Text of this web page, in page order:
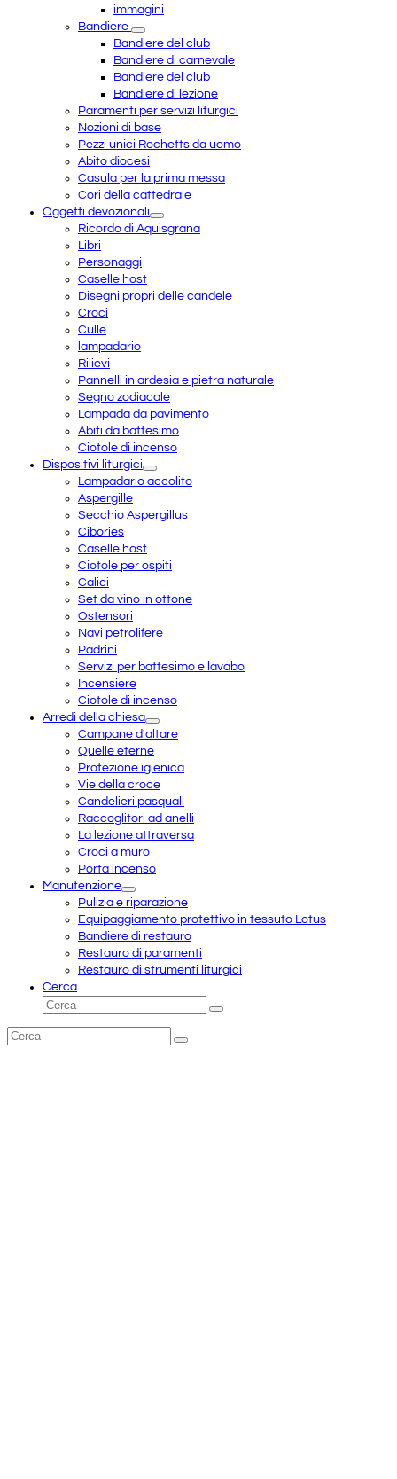
immagini
Bandiere
Bandiere del club
Bandiere di carnevale
Bandiere del club
Bandiere di lezione
Paramenti per servizi liturgici
Nozioni di base
Pezzi unici Rochetts da uomo
Abito diocesi
Casula per la prima messa
Cori della cattedrale
Oggetti devozionali
Ricordo di Aquisgrana
Libri
Personaggi
Caselle host
Disegni propri delle candele
Croci
Culle
lampadario
Rilievi
Pannelli in ardesia e pietra naturale
Segno zodiacale
Lampada da pavimento
Abiti da battesimo
Ciotole di incenso
Dispositivi liturgici
Lampadario accolito
Aspergille
Secchio Aspergillus
Cibories
Caselle host
Ciotole per ospiti
Calici
Set da vino in ottone
Ostensori
Navi petrolifere
Padrini
Servizi per battesimo e lavabo
Incensiere
Ciotole di incenso
Arredi della chiesa
Campane d'altare
Quelle eterne
Protezione igienica
Vie della croce
Candelieri pasquali
Raccoglitori ad anelli
La lezione attraversa
Croci a muro
Porta incenso
Manutenzione
Pulizia e riparazione
Equipaggiamento protettivo in tessuto Lotus
Bandiere di restauro
Restauro di paramenti
Restauro di strumenti liturgici
Cerca
Cerca
Invia
Cerca
Invia